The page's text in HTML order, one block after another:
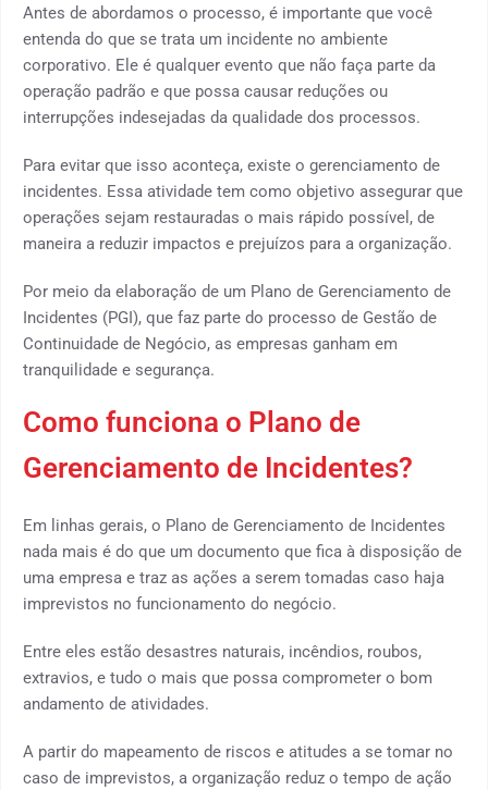
Antes de abordamos o processo, é importante que você
entenda do que se trata um incidente no ambiente
corporativo. Ele é qualquer evento que não faça parte da
operação padrão e que possa causar reduções ou
interrupções indesejadas da qualidade dos processos.
Para evitar que isso aconteça, existe o gerenciamento de
incidentes. Essa atividade tem como objetivo assegurar que
operações sejam restauradas o mais rápido possível, de
maneira a reduzir impactos e prejuízos para a organização.
Por meio da elaboração de um Plano de Gerenciamento de
Incidentes (PGI), que faz parte do processo de Gestão de
Continuidade de Negócio, as empresas ganham em
tranquilidade e segurança.
Como funciona o Plano de
Gerenciamento de Incidentes?
Em linhas gerais, o Plano de Gerenciamento de Incidentes
nada mais é do que um documento que fica à disposição de
uma empresa e traz as ações a serem tomadas caso haja
imprevistos no funcionamento do negócio.
Entre eles estão desastres naturais, incêndios, roubos,
extravios, e tudo o mais que possa comprometer o bom
andamento de atividades.
A partir do mapeamento de riscos e atitudes a se tomar no
caso de imprevistos, a organização reduz o tempo de ação